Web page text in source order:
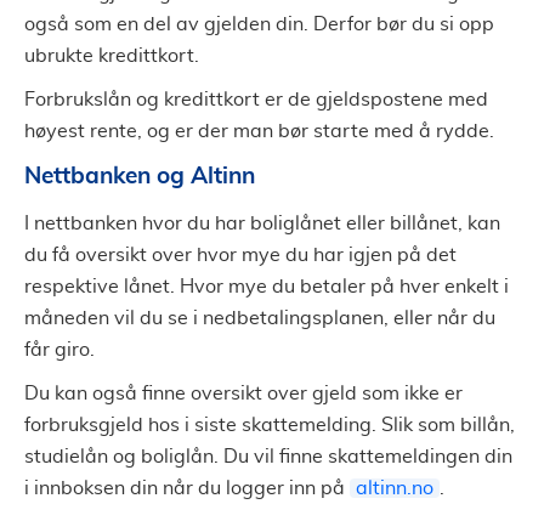
også som en del av gjelden din. Derfor bør du si opp
ubrukte kredittkort.
Forbrukslån og kredittkort er de gjeldspostene med
høyest rente, og er der man bør starte med å rydde.
Nettbanken og Altinn
I nettbanken hvor du har boliglånet eller billånet, kan
du få oversikt over hvor mye du har igjen på det
respektive lånet. Hvor mye du betaler på hver enkelt i
måneden vil du se i nedbetalingsplanen, eller når du
får giro.
Du kan også finne oversikt over gjeld som ikke er
forbruksgjeld hos i siste skattemelding. Slik som billån,
studielån og boliglån. Du vil finne skattemeldingen din
i innboksen din når du logger inn på
altinn.no